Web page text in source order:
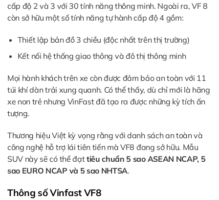
cấp độ 2 và 3 với 30 tính năng thông minh. Ngoài ra, VF 8
còn sở hữu một số tính năng tự hành cấp độ 4 gồm:
Thiết lập bản đồ 3 chiều (độc nhất trên thị trường)
Kết nối hệ thống giao thông và đô thị thông minh
Mọi hành khách trên xe còn được đảm bảo an toàn với 11
túi khí dàn trải xung quanh. Có thể thấy, dù chỉ mới là hãng
xe non trẻ nhưng VinFast đã tạo ra được những kỳ tích ấn
tượng.
Thương hiệu Việt kỳ vọng rằng với danh sách an toàn và
công nghệ hỗ trợ lái tiên tiến mà VF8 đang sở hữu. Mẫu
SUV này sẽ có thể đạttiêu chuẩn 5 sao ASEAN NCAP, 5
sao EURO NCAP và 5 sao NHTSA.
Thông số Vinfast VF8